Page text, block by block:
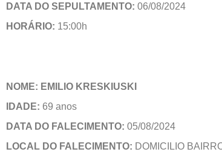
DATA DO SEPULTAMENTO: 06/08/2024
HORÁRIO: 15:00h
NOME: EMILIO KRESKIUSKI
IDADE: 69 anos
DATA DO FALECIMENTO: 05/08/2024
LOCAL DO FALECIMENTO: DOMICILIO